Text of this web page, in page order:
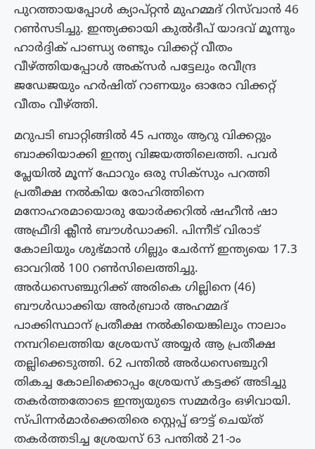
പുറത്തായപ്പോള്‍ ക്യാപ്റ്റന്‍ മുഹമ്മദ് റിസ്‌വാന്‍ 46
റണ്‍സടിച്ചു. ഇന്ത്യക്കായി കുല്‍ദീപ് യാദവ് മൂന്നും
ഹാര്‍ദ്ദിക് പാണ്ഡ്യ രണ്ടും വിക്കറ്റ് വീതം
വീഴ്ത്തിയപ്പോള്‍ അക്സര്‍ പട്ടേലും രവീന്ദ്ര
ജഡേജയും ഹര്‍ഷിത് റാണയും ഓരോ വിക്കറ്റ്
വീതം വീഴ്ത്തി.
മറുപടി ബാറ്റിങ്ങിൽ 45 പന്തും ആറു വിക്കറ്റും
ബാക്കിയാക്കി ഇന്ത്യ വിജയത്തിലെത്തി. പവര്‍
പ്ലേയില്‍ മൂന്ന് ഫോറും ഒരു സിക്സും പറത്തി
പ്രതീക്ഷ നല്‍കിയ രോഹിത്തിനെ
മനോഹരമായൊരു യോര്‍ക്കറില്‍ ഷഹീന്‍ ഷാ
അഫ്രീദി ക്ലീന്‍ ബൗള്‍ഡാക്കി. പിന്നീട് വിരാട്
കോലിയും ശുഭ്മാന്‍ ഗില്ലും ചേര്‍ന്ന് ഇന്ത്യയെ 17.3
ഓവറില്‍ 100 റണ്‍സിലെത്തിച്ചു.
അര്‍ധസെഞ്ചുറിക്ക് അരികെ ഗില്ലിനെ (46)
ബൗള്‍ഡാക്കിയ അര്‍ബ്രാര്‍ അഹമ്മദ്
പാക്കിസ്ഥാന് പ്രതീക്ഷ നല്‍കിയെങ്കിലും നാലാം
നമ്പറിലെത്തിയ ശ്രേയസ് അയ്യര്‍ ആ പ്രതീക്ഷ
തല്ലിക്കെടുത്തി. 62 പന്തില്‍ അര്‍ധസെഞ്ചുറി
തികച്ച കോലിക്കൊപ്പം ശ്രേയസ് കട്ടക്ക് അടിച്ചു
തകര്‍ത്തതോടെ ഇന്ത്യയുടെ സമ്മര്‍ദ്ദം ഒഴിവായി.
സ്പിന്നര്‍മാര്‍ക്കെതിരെ സ്റ്റെപ്പ് ഔട്ട് ചെയ്ത്
തകര്‍ത്തടിച്ച ശ്രേയസ് 63 പന്തില്‍ 21-ാം